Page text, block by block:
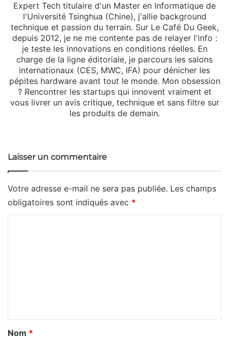
Expert Tech titulaire d'un Master en Informatique de
l'Université Tsinghua (Chine), j'allie background
technique et passion du terrain. Sur Le Café Du Geek,
depuis 2012, je ne me contente pas de relayer l'info :
je teste les innovations en conditions réelles. En
charge de la ligne éditoriale, je parcours les salons
internationaux (CES, MWC, IFA) pour dénicher les
pépites hardware avant tout le monde. Mon obsession
? Rencontrer les startups qui innovent vraiment et
vous livrer un avis critique, technique et sans filtre sur
les produits de demain.
Laisser un commentaire
Votre adresse e-mail ne sera pas publiée. Les champs
obligatoires sont indiqués avec *
a
Nom *